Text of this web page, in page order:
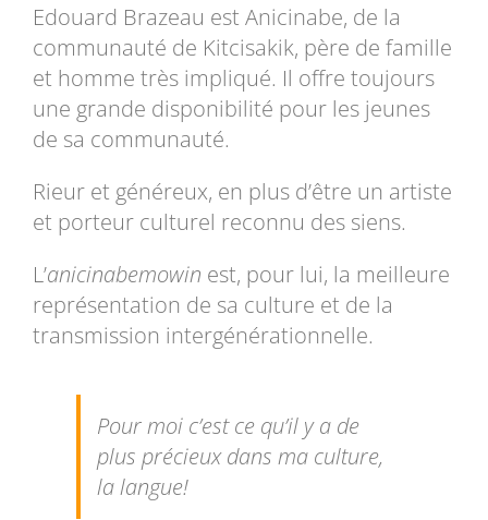
Edouard Brazeau est Anicinabe, de la
communauté de Kitcisakik, père de famille
et homme très impliqué. Il offre toujours
une grande disponibilité pour les jeunes
de sa communauté.
Rieur et généreux, en plus d’être un artiste
et porteur culturel reconnu des siens.
L’anicinabemowin est, pour lui, la meilleure
représentation de sa culture et de la
transmission intergénérationnelle.
Pour moi c’est ce qu’il y a de
plus précieux dans ma culture,
la langue!